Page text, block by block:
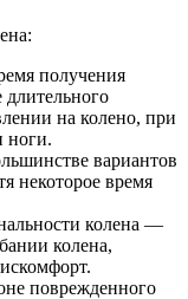
получения
на колено, при
ноги.
вариантов
некоторое время
колена —
колена,
поврежденного